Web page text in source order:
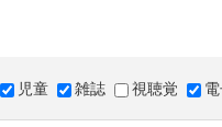
児童 雑誌 視聴覚